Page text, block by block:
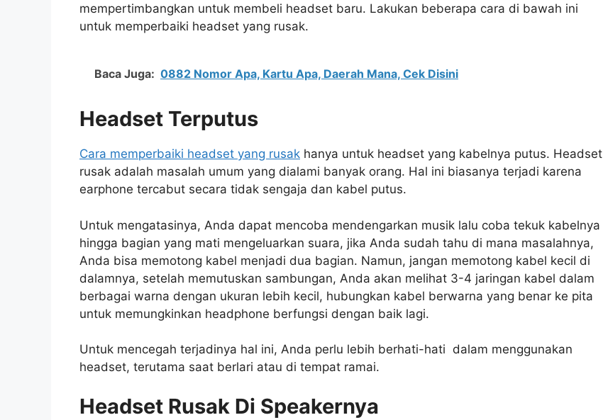
mempertimbangkan untuk membeli headset baru. Lakukan beberapa cara di bawah ini
untuk memperbaiki headset yang rusak.
Baca Juga: 0882 Nomor Apa, Kartu Apa, Daerah Mana, Cek Disini
Headset Terputus
Cara memperbaiki headset yang rusak hanya untuk headset yang kabelnya putus. Headset
rusak adalah masalah umum yang dialami banyak orang. Hal ini biasanya terjadi karena
earphone tercabut secara tidak sengaja dan kabel putus.
Untuk mengatasinya, Anda dapat mencoba mendengarkan musik lalu coba tekuk kabelnya
hingga bagian yang mati mengeluarkan suara, jika Anda sudah tahu di mana masalahnya,
Anda bisa memotong kabel menjadi dua bagian. Namun, jangan memotong kabel kecil di
dalamnya, setelah memutuskan sambungan, Anda akan melihat 3-4 jaringan kabel dalam
berbagai warna dengan ukuran lebih kecil, hubungkan kabel berwarna yang benar ke pita
untuk memungkinkan headphone berfungsi dengan baik lagi.
Untuk mencegah terjadinya hal ini, Anda perlu lebih berhati-hati dalam menggunakan
headset, terutama saat berlari atau di tempat ramai.
Headset Rusak Di Speakernya